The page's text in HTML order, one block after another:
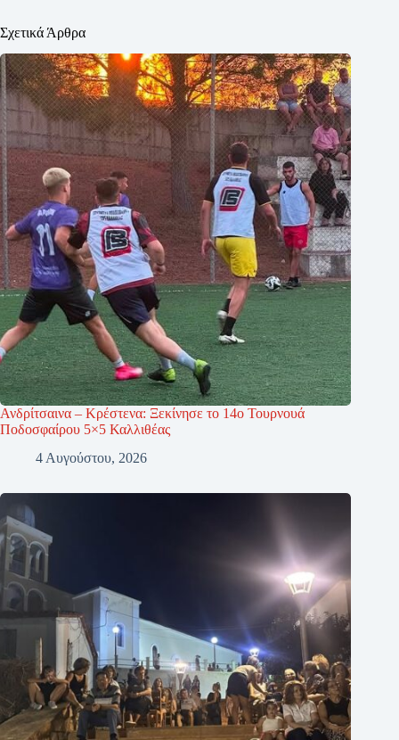
Σχετικά Άρθρα
Ανδρίτσαινα – Κρέστενα: Ξεκίνησε το 14ο Τουρνουά
Ποδοσφαίρου 5×5 Καλλιθέας
4 Αυγούστου, 2026